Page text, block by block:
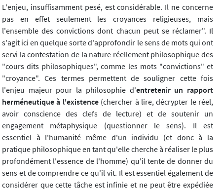
L'enjeu, insuffisamment pesé, est considérable. Il ne concerne
pas en effet seulement les croyances religieuses, mais
l'ensemble des convictions dont chacun peut se réclamer". Il
s'agit ici en quelque sorte d'approfondir le sens de mots qui ont
servi la contestation de la nature réellement philosophique des
"cours dits philosophiques", comme les mots "convictions" et
"croyance". Ces termes permettent de souligner cette fois
l'enjeu majeur pour la philosophie d'entretenir un rapport
herméneutique à l'existence(chercher à lire, décrypter le réel,
avoir conscience des clefs de lecture) et de soutenir un
engagement métaphysique (questionner le sens). Il est
essentiel à l'humanité même d'un individu (et donc à la
pratique philosophique en tant qu'elle cherche à réaliser le plus
profondément l'essence de l'homme) qu'il tente de donner du
sens et de comprendre ce qu'il vit. Il est essentiel également de
considérer que cette tâche est infinie et ne peut être expédiée